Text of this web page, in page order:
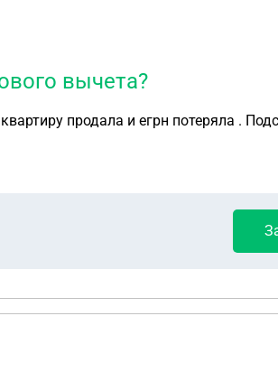
вычета?
продала и егрн потеряла .